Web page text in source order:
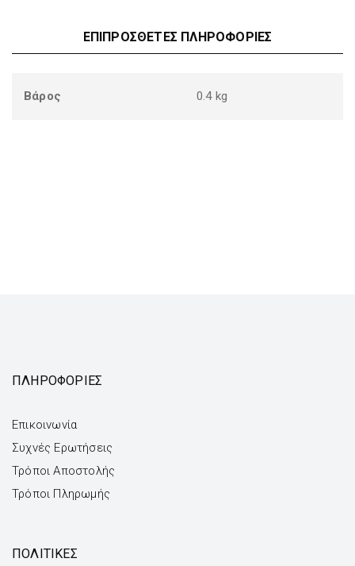
ΕΠΙΠΡΌΣΘΕΤΕΣ ΠΛΗΡΟΦΟΡΊΕΣ
Βάρος 0.4 kg
ΠΛΗΡΟΦΟΡΙΕΣ
Επικοινωνία
Συχνές Ερωτήσεις
Τρόποι Αποστολής
Τρόποι Πληρωμής
ΠΟΛΙΤΙΚΕΣ